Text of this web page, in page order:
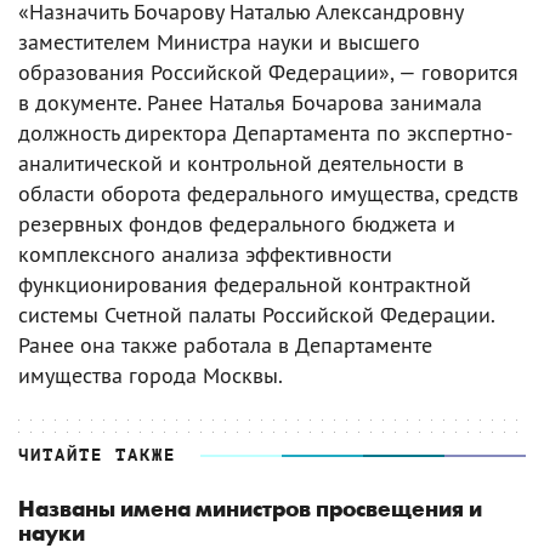
«Назначить Бочарову Наталью Александровну
заместителем Министра науки и высшего
образования Российской Федерации», — говорится
в документе. Ранее Наталья Бочарова занимала
должность директора Департамента по экспертно-
аналитической и контрольной деятельности в
области оборота федерального имущества, средств
резервных фондов федерального бюджета и
комплексного анализа эффективности
функционирования федеральной контрактной
системы Счетной палаты Российской Федерации.
Ранее она также работала в Департаменте
имущества города Москвы.
ЧИТАЙТЕ ТАКЖЕ
Названы имена министров просвещения и
науки